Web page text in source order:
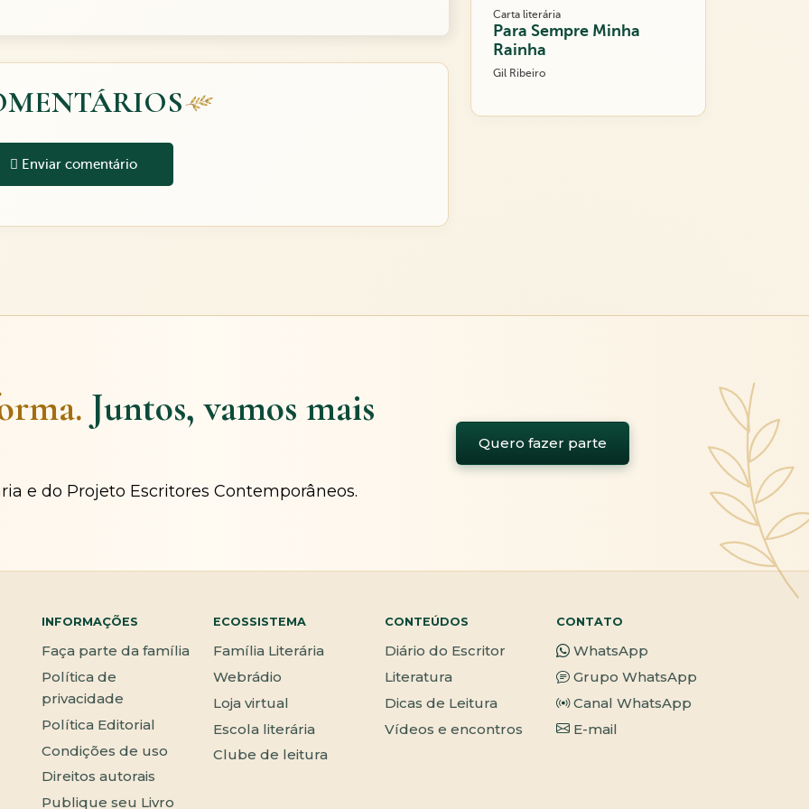
Enviar comentário
Carta literária
Para Sempre Minha
Rainha
Gil Ribeiro
Juntos, vamos mais
e do Projeto Escritores Contemporâneos.
Quero fazer parte
INFORMAÇÕES
Faça parte da família
Política de
privacidade
Política Editorial
Condições de uso
Direitos autorais
Publique seu Livro
ECOSSISTEMA
Família Literária
Webrádio
Loja virtual
Escola literária
Clube de leitura
CONTEÚDOS
Diário do Escritor
Literatura
Dicas de Leitura
Vídeos e encontros
CONTATO
WhatsApp
Grupo WhatsApp
Canal WhatsApp
E-mail